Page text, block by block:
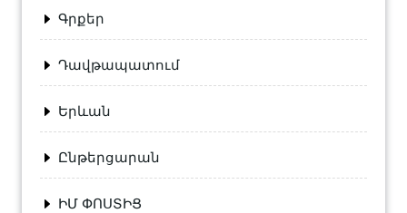
Գրքեր
Դավթապատում
Երևան
Ընթերցարան
ԻՄ ՓՈՍՏԻՑ